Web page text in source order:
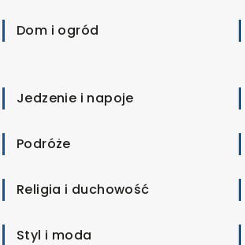
Dom i ogród
Jedzenie i napoje
Podróże
Religia i duchowość
Styl i moda